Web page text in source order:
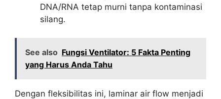
DNA/RNA tetap murni tanpa kontaminasi
silang.
See also Fungsi Ventilator: 5 Fakta Penting
yang Harus Anda Tahu
Dengan fleksibilitas ini, laminar air flow menjadi